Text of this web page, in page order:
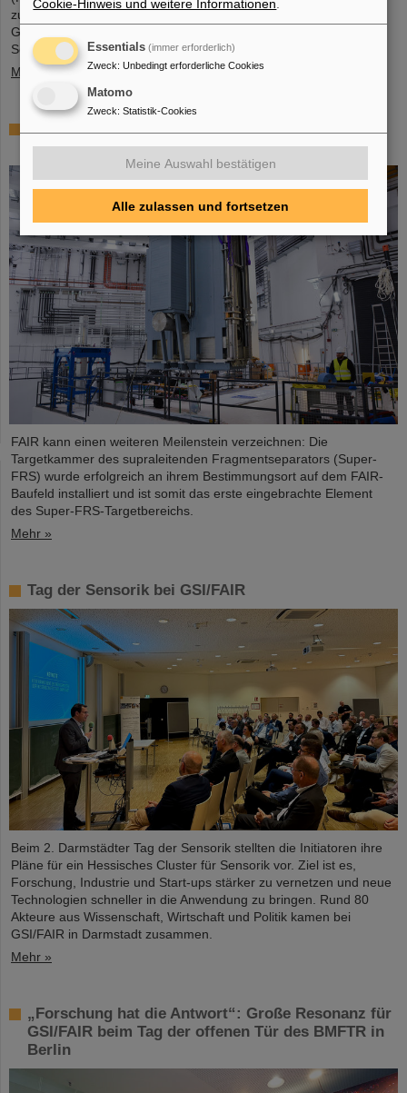
zur Mikro-Nano-Integration von neuartigen Sensorelementen.
Gemeinsam mit dem GSI Helmholtzzentrum für
Schwerionenforschung in Darmstadt und der…
Mehr »
Millimeterarbeit im Tunnel – Targetkammer des
Super-FRS installiert
FAIR kann einen weiteren Meilenstein verzeichnen: Die
Targetkammer des supraleitenden Fragmentseparators (Super-
FRS) wurde erfolgreich an ihrem Bestimmungsort auf dem FAIR-
Baufeld installiert und ist somit das erste eingebrachte Element
des Super-FRS-Targetbereichs.
Mehr »
Tag der Sensorik bei GSI/FAIR
Beim 2. Darmstädter Tag der Sensorik stellten die Initiatoren ihre
Pläne für ein Hessisches Cluster für Sensorik vor. Ziel ist es,
Forschung, Industrie und Start-ups stärker zu vernetzen und neue
Technologien schneller in die Anwendung zu bringen. Rund 80
Akteure aus Wissenschaft, Wirtschaft und Politik kamen bei
GSI/FAIR in Darmstadt zusammen.
Mehr »
„Forschung hat die Antwort“: Große Resonanz für
GSI/FAIR beim Tag der offenen Tür des BMFTR in
Berlin
Cookie-Hinweis und weitere Informationen
Essentials (immer erforderlich)
Zweck: Unbedingt erforderliche Cookies
Matomo
Zweck: Statistik-Cookies
Meine Auswahl bestätigen
Alle zulassen und fortsetzen